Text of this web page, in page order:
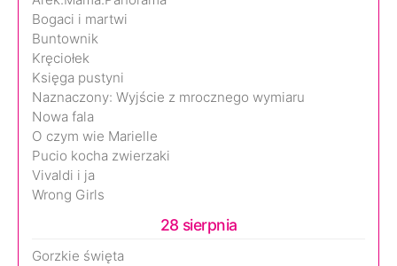
Bogaci i martwi
Buntownik
Kręciołek
Księga pustyni
Naznaczony: Wyjście z mrocznego wymiaru
Nowa fala
O czym wie Marielle
Pucio kocha zwierzaki
Vivaldi i ja
Wrong Girls
28 sierpnia
Gorzkie święta